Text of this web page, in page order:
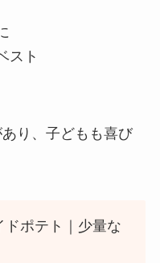
スト
り、子どもも喜び
ポテト｜少量な